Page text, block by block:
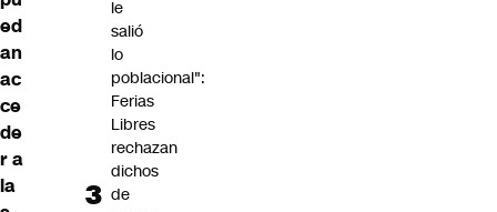
ed
an
ac
ce
de
r a
la
le
salió
lo
poblacional":
Ferias
Libres
rechazan
dichos
de